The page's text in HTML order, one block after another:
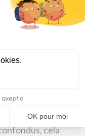
la barre des 60
.
l’Amérique
:
que 40 MW
produire notre
cela